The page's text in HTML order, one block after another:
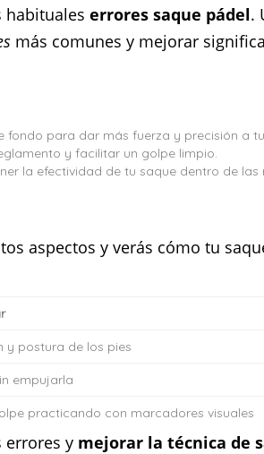
habituales errores saque pádel.
más comunes y mejorar
para dar más fuerza y precisión a
y facilitar un golpe limpio.
la efectividad de tu saque dentro de las
aspectos y verás cómo tu
y postura de los pies
empujarla
practicando con marcadores visuales
errores y mejorar la técnica de